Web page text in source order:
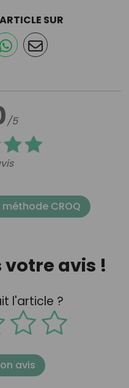
/5
SUR
CROQ
avis !
l'article ?
avis